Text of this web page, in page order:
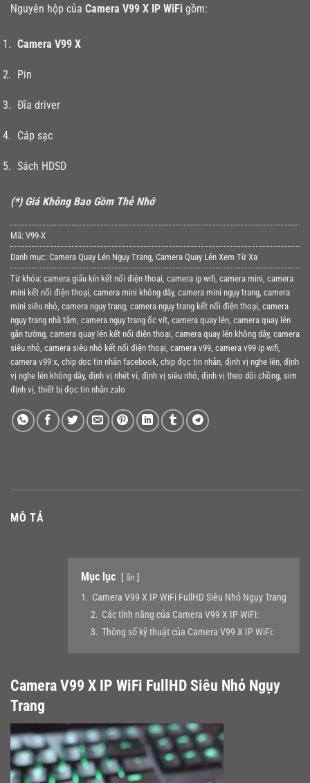
Nguyên hộp của Camera V99 X IP WiFi gồm:
Camera V99 X
Pin
Đĩa driver
Cáp sạc
Sách HDSD
(*) Giá Không Bao Gồm Thẻ Nhớ
Mã: V99-X
Danh mục: Camera Quay Lén Ngụy Trang Camera Quay Lén Xem Từ Xa
Từ khóa: camera giấu kín kết nối điện thoại camera ip wifi camera mini camera
mini kết nối điện thoại camera mini không dây, camera mini ngụy trang camera
mini siêu nhỏ camera ngụy trang camera ngụy trang kết nối điện thoại camera
ngụy trang nhà tắm camera ngụy trang ốc vít camera quay lén camera quay lén
gắn tường camera quay lén kết nối điện thoại camera quay lén không dây, camera
siêu nhỏ camera siêu nhỏ kết nối điện thoại camera v99 camera v99 ip wifi
camera v99 x chip doc tin nhắn facebook chip đọc tin nhắn định vị nghe lén định
vị nghe lén không dây, định vị nhét ví định vị siêu nhỏ định vị theo dõi chồng sim
định vị thiết bị đọc tin nhắn zalo
MÔ TẢ
Mục lục ẩn
1. Camera V99 X IP WiFi FullHD Siêu Nhỏ Ngụy Trang
2. Các tính năng của Camera V99 X IP WiFi:
3. Thông số kỹ thuật của Camera V99 X IP WiFi:
Camera V99 X IP WiFi FullHD Siêu Nhỏ Ngụy
Trang